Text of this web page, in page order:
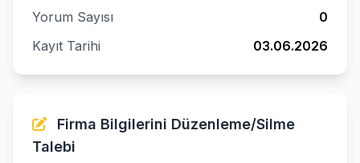
Yorum Sayısı
0
Kayıt Tarihi
03.06.2026
Firma Bilgilerini Düzenleme/Silme
Talebi